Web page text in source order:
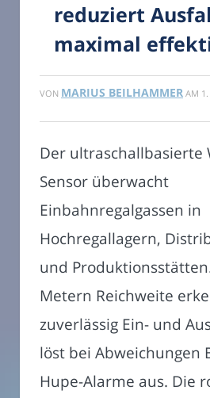
reduziert
maximal
VON MARIUS BEILHAMMER AM
Der ultraschallbasierte
Sensor überwacht
Einbahnregalgassen in
Hochregallagern,
und
Metern Reichweite
zuverlässig Ein- und
löst bei Abweichungen
Hupe-Alarme aus. Die